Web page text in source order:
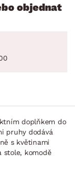
objednat
doplňkem do
pruhy dodává
s květinami
stole, komodě